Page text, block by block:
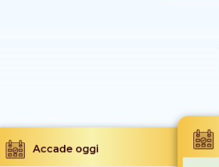
Accade oggi